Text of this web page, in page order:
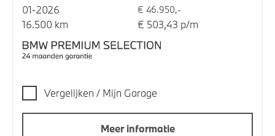
01-2026 € 46.950,-
16.500 km € 503,43 p/m
Vergelijken / Mijn Garage
Meer informatie